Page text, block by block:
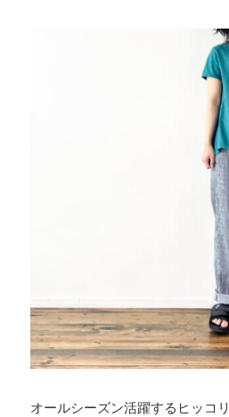
オールシーズン活躍するヒッコリ